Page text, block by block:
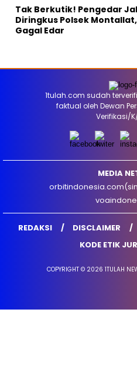
Tak Berkutik! Pengedar
Diringkus Polsek
Gagal Edar
1tulah.com sudah
faktual oleh Dewan
Verifikasi/
MEDIA
REDAKSI DISCLAIMER
KODE ETIK
COPYRIGHT © 2026 1TULAH